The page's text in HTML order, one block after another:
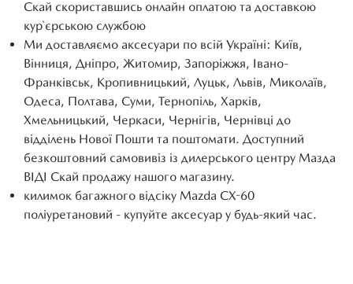
Скай скориставшись онлайн оплатою та доставкою
кур`єрською службою
Ми доставляємо аксесуари по всій Україні: Київ,
Вінниця, Дніпро, Житомир, Запоріжжя, Івано-
Франківськ, Кропивницький, Луцьк, Львів, Миколаїв,
Одеса, Полтава, Суми, Тернопіль, Харків,
Хмельницький, Черкаси, Чернігів, Чернівці до
відділень Нової Пошти та поштомати. Доступний
безкоштовний самовивіз із дилерського центру Мазда
ВІДІ Скай продажу нашого магазину.
килимок багажного відсіку Mazda CX-60
поліуретановий - купуйте аксесуар у будь-який час.